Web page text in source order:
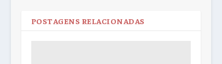
POSTAGENS RELACIONADAS